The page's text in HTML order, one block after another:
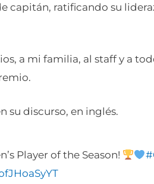
capitán, ratificando su
a mi familia, al staff y a
su discurso, en inglés.
Player of the Season!